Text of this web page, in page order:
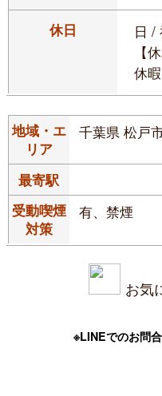
休日
日 /
【
休
地域・エ
リア
千葉県 松戸
最寄駅
受動喫煙
対策
有、禁煙
お気
※LINEでのお問